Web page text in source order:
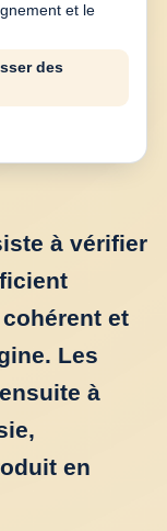
et le
des
à vérifier
et
Les
à
en